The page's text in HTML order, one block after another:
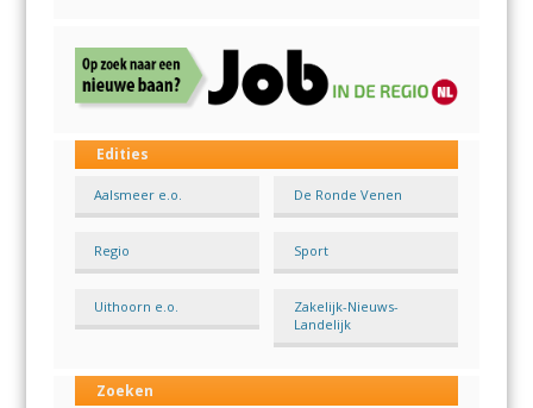
Edities
Aalsmeer e.o. De Ronde Venen
Regio Sport
Uithoorn e.o.
Zakelijk-Nieuws-
Landelijk
Zoeken